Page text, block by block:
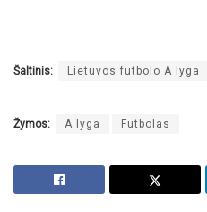
Šaltinis: Lietuvos futbolo A lyga
Žymos: A lyga Futbolas